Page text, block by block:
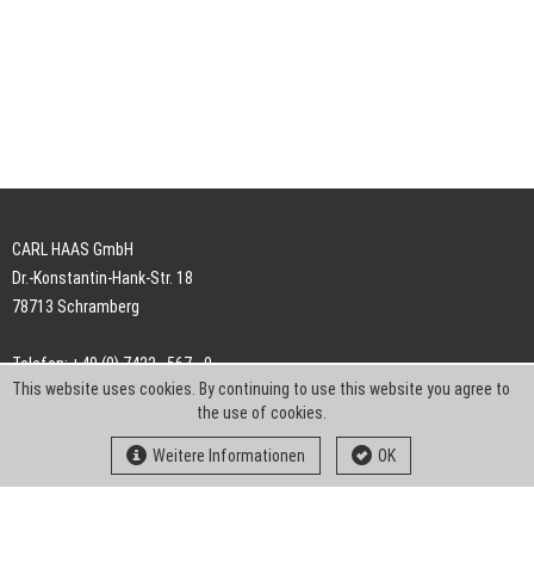
CARL HAAS GmbH
Dr.-Konstantin-Hank-Str. 18
78713 Schramberg
Telefon: +49 (0) 7422 . 567 - 0
Telefax: +49 (0) 7422 . 567 - 239
info-ch@kern-liebers.com
This website uses cookies. By continuing to use this website you agree to
the use of cookies.
Weitere Informationen OK